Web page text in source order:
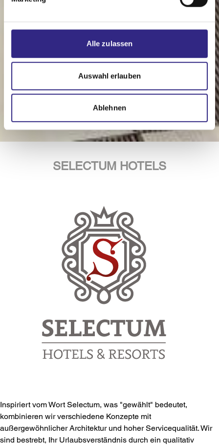
Alle zulassen
Auswahl erlauben
Ablehnen
SELECTUM HOTELS
Inspiriert vom Wort Selectum, was "gewählt" bedeutet,
kombinieren wir verschiedene Konzepte mit
außergewöhnlicher Architektur und hoher Servicequalität. Wir
sind bestrebt, Ihr Urlaubsverständnis durch ein qualitativ